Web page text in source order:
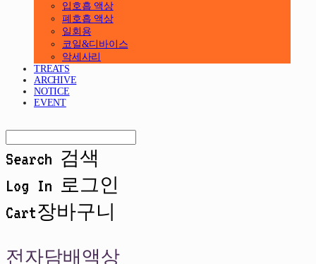
입호흡 액상
폐호흡 액상
일회용
코일&디바이스
악세사리
TREATS
ARCHIVE
NOTICE
EVENT
Search 검색
Log In 로그인
Cart장바구니
전자담배액상